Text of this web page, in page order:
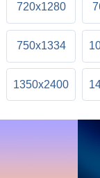
720x1280
750x1334
1350x2400